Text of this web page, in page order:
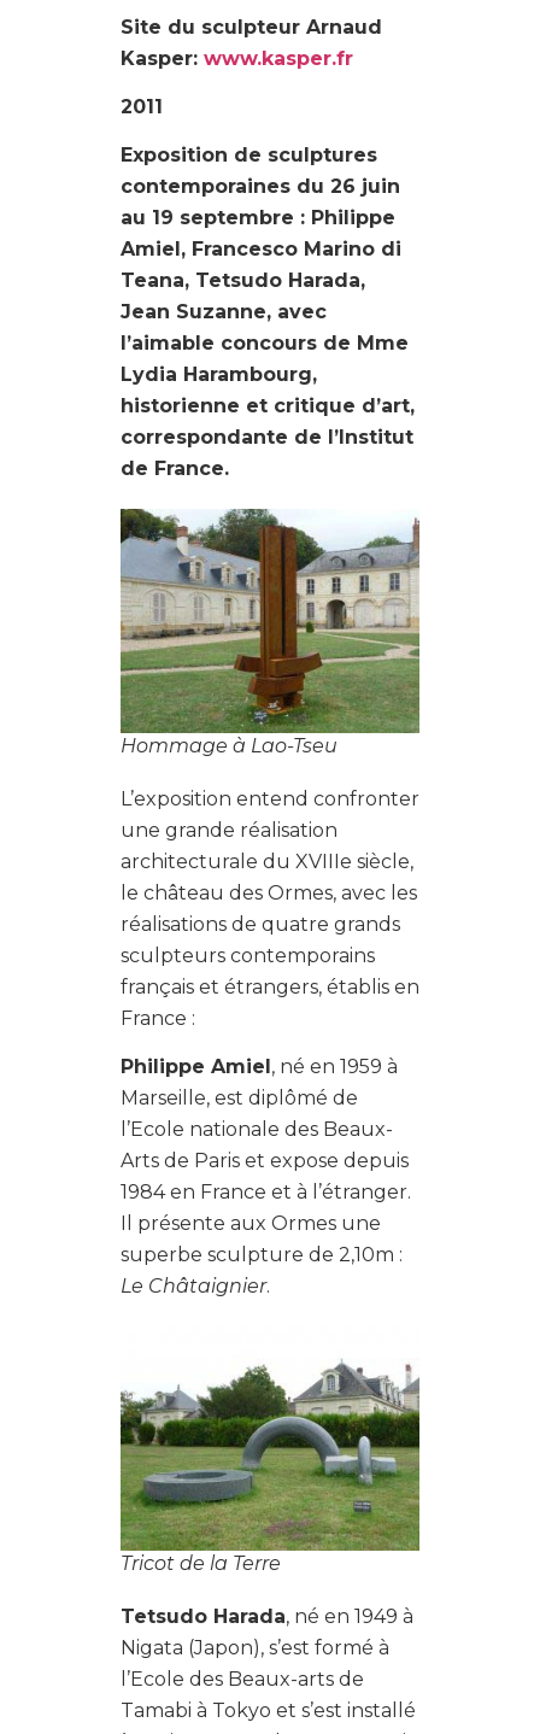
Site du sculpteur Arnaud
Kasper: www.kasper.fr
2011
Exposition de sculptures
contemporaines du 26 juin
au 19 septembre : Philippe
Amiel, Francesco Marino di
Teana, Tetsudo Harada,
Jean Suzanne, avec
l’aimable concours de Mme
Lydia Harambourg,
historienne et critique d’art,
correspondante de l’Institut
de France.
Hommage à Lao-Tseu
L’exposition entend confronter
une grande réalisation
architecturale du XVIIIe siècle,
le château des Ormes, avec les
réalisations de quatre grands
sculpteurs contemporains
français et étrangers, établis en
France :
Philippe Amiel , né en 1959 à
Marseille, est diplômé de
l’Ecole nationale des Beaux-
Arts de Paris et expose depuis
1984 en France et à l’étranger.
Il présente aux Ormes une
superbe sculpture de 2,10m :
Le Châtaignier.
Tricot de la Terre
Tetsudo Harada, né en 1949 à
Nigata (Japon), s’est formé à
l’Ecole des Beaux-arts de
Tamabi à Tokyo et s’est installé